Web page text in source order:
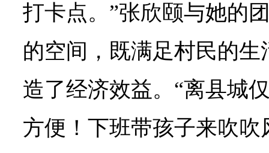
打卡点。”张欣颐与她的
的空间，既满足村民的
造了经济效益。“离县城
方便！下班带孩子来吹